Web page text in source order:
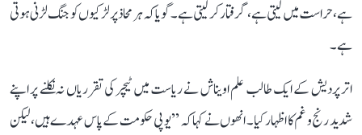
ہے، حراست میں لیتی ہے، گرفتار کر لیتی ہے۔ گویا کہ ہر محاذ پر لڑکیوں کو جنگ لڑنی ہوتی
ہے۔
اتر پردیش کے ایک طالب علم اویناش نے ریاست میں ٹیچر کی تقرریاں نہ نکلنے پر اپنے
شدید رنج و غم کا اظہار کیا۔ انھوں نے کہا کہ ’’یوپی حکومت کے پاس عہدے ہیں، لیکن